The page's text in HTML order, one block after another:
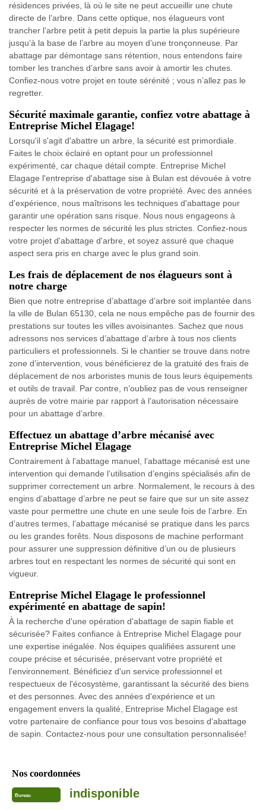
résidences privées, là où le site ne peut accueillir une chute
directe de l’arbre. Dans cette optique, nos élagueurs vont
trancher l’arbre petit à petit depuis la partie la plus supérieure
jusqu’à la base de l’arbre au moyen d’une tronçonneuse. Par
abattage par démontage sans rétention, nous entendons faire
tomber les tranches d’arbre sans avoir à amortir les chutes.
Confiez-nous votre projet en toute sérénité ; vous n’allez pas le
regretter.
Sécurité maximale garantie, confiez votre abattage à
Entreprise Michel Elagage!
Lorsqu'il s'agit d'abattre un arbre, la sécurité est primordiale.
Faites le choix éclairé en optant pour un professionnel
expérimenté, car chaque détail compte. Entreprise Michel
Elagage l'entreprise d'abattage sise à Bulan est dévouée à votre
sécurité et à la préservation de votre propriété. Avec des années
d'expérience, nous maîtrisons les techniques d'abattage pour
garantir une opération sans risque. Nous nous engageons à
respecter les normes de sécurité les plus strictes. Confiez-nous
votre projet d'abattage d'arbre, et soyez assuré que chaque
aspect sera pris en charge avec le plus grand soin.
Les frais de déplacement de nos élagueurs sont à
notre charge
Bien que notre entreprise d’abattage d’arbre soit implantée dans
la ville de Bulan 65130, cela ne nous empêche pas de fournir des
prestations sur toutes les villes avoisinantes. Sachez que nous
adressons nos services d’abattage d’arbre à tous nos clients
particuliers et professionnels. Si le chantier se trouve dans notre
zone d’intervention, vous bénéficierez de la gratuité des frais de
déplacement de nos arboristes munis de tous leurs équipements
et outils de travail. Par contre, n’oubliez pas de vous renseigner
auprès de votre mairie par rapport à l’autorisation nécessaire
pour un abattage d’arbre.
Effectuez un abattage d’arbre mécanisé avec
Entreprise Michel Elagage
Contrairement à l’abattage manuel, l’abattage mécanisé est une
intervention qui demande l’utilisation d’engins spécialisés afin de
supprimer correctement un arbre. Normalement, le recours à des
engins d’abattage d’arbre ne peut se faire que sur un site assez
vaste pour permettre une chute en une seule fois de l’arbre. En
d’autres termes, l’abattage mécanisé se pratique dans les parcs
ou les grandes forêts. Nous disposons de machine performant
pour assurer une suppression définitive d’un ou de plusieurs
arbres tout en respectant les normes de sécurité qui sont en
vigueur.
Entreprise Michel Elagage le professionnel
expérimenté en abattage de sapin!
À la recherche d'une opération d'abattage de sapin fiable et
sécurisée? Faites confiance à Entreprise Michel Elagage pour
une expertise inégalée. Nos équipes qualifiées assurent une
coupe précise et sécurisée, préservant votre propriété et
l'environnement. Bénéficiez d'un service professionnel et
respectueux de l'écosystème, garantissant la sécurité des biens
et des personnes. Avec des années d'expérience et un
engagement envers la qualité, Entreprise Michel Elagage est
votre partenaire de confiance pour tous vos besoins d'abattage
de sapin. Contactez-nous pour une consultation personnalisée!
Nos coordonnées
Bureau indisponible